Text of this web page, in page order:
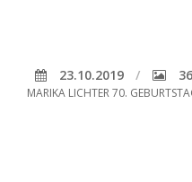
23.10.2019 36
MARIKA LICHTER 70.